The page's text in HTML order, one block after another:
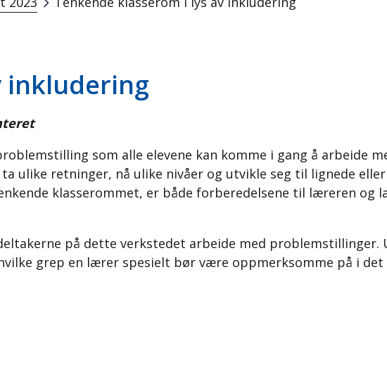
inkludering
som alle elevene kan komme i gang å arbeide
ulike retninger, nå ulike nivåer og utvikle seg til lignede eller
klasserommet, er både forberedelsene til læreren og
på dette verkstedet arbeide med problemstillinger.
grep en lærer spesielt bør være oppmerksomme på i det